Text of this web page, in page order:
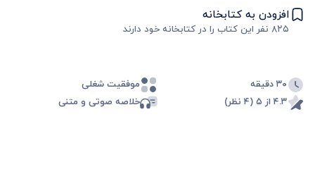
افزودن به کتابخانه
۸۲۵ نفر این کتاب را در کتابخانه خود دارند
۳۰ دقیقه
موفقیت شغلی
۴.۳ از ۵ (۴ نظر)
خلاصه صوتی و متنی